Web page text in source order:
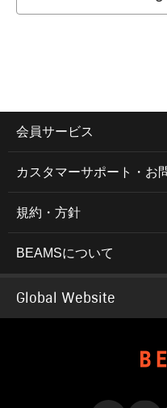
会員サービス
カスタマーサポート・お
規約・方針
BEAMSについて
Global Website